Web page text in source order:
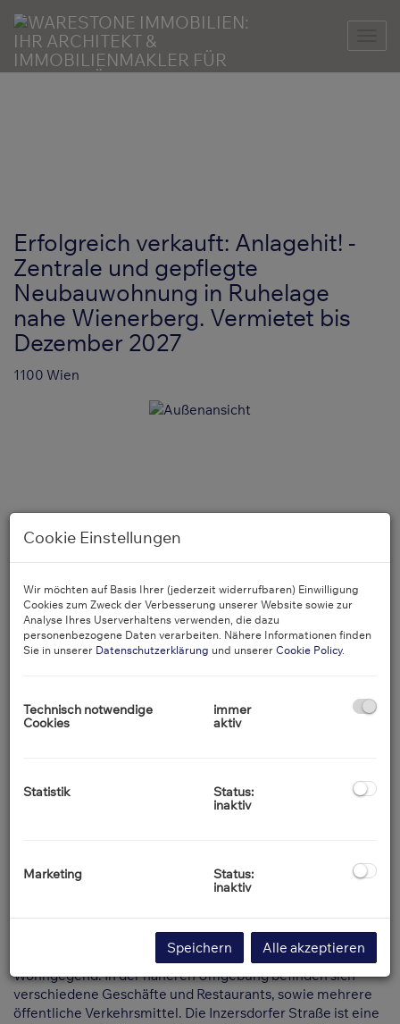
Erfolgreich verkauft: Anlagehit! -
Zentrale und gepflegte
Neubauwohnung in Ruhelage
nahe Wienerberg. Vermietet bis
Dezember 2027
1100 Wien
Beschreibung
Lage & Infrastruktur
Diese tolle Wohnung befindet sich in einer ruhigen
Wohngegend. In der näheren Umgebung befinden sich
verschiedene Geschäfte und Restaurants, sowie mehrere
öffentliche Verkehrsmittel. Die Inzersdorfer Straße ist eine
Cookie Einstellungen
Wir möchten auf Basis Ihrer (jederzeit widerrufbaren) Einwilligung
Cookies zum Zweck der Verbesserung unserer Website sowie zur
Analyse Ihres Userverhaltens verwenden, die dazu
personenbezogene Daten verarbeiten. Nähere Informationen finden
Sie in unserer Datenschutzerklärung und unserer Cookie Policy.
Technisch notwendige
Cookies
immer
aktiv
Statistik
Status:
inaktiv
Marketing
Status:
inaktiv
Speichern Alle akzeptieren